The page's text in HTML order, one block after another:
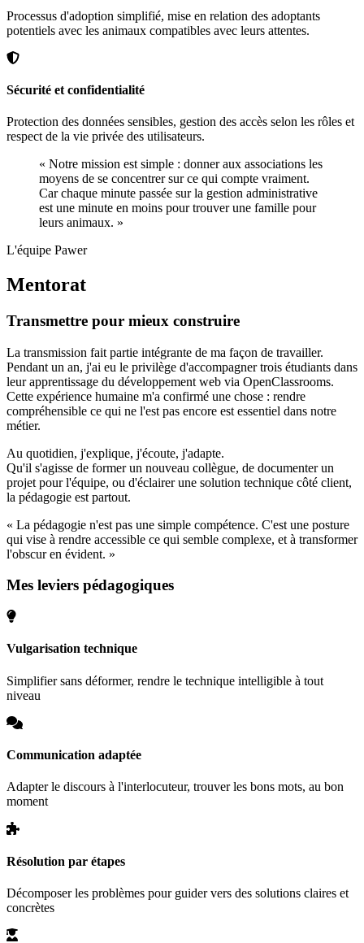
Processus d'adoption simplifié, mise en relation des adoptants
potentiels avec les animaux compatibles avec leurs attentes.
Sécurité et confidentialité
Protection des données sensibles, gestion des accès selon les rôles et
respect de la vie privée des utilisateurs.
« Notre mission est simple : donner aux associations les
moyens de se concentrer sur ce qui compte vraiment.
Car chaque minute passée sur la gestion administrative
est une minute en moins pour trouver une famille pour
leurs animaux. »
L'équipe Pawer
Mentorat
Transmettre pour mieux construire
La transmission fait partie intégrante de ma façon de travailler.
Pendant un an, j'ai eu le privilège d'accompagner trois étudiants dans
leur apprentissage du développement web via OpenClassrooms.
Cette expérience humaine m'a confirmé une chose : rendre
compréhensible ce qui ne l'est pas encore est essentiel dans notre
métier.
Au quotidien, j'explique, j'écoute, j'adapte.
Qu'il s'agisse de former un nouveau collègue, de documenter un
projet pour l'équipe, ou d'éclairer une solution technique côté client,
la pédagogie est partout.
« La pédagogie n'est pas une simple compétence. C'est une posture
qui vise à rendre accessible ce qui semble complexe, et à transformer
l'obscur en évident. »
Mes leviers pédagogiques
Vulgarisation technique
Simplifier sans déformer, rendre le technique intelligible à tout
niveau
Communication adaptée
Adapter le discours à l'interlocuteur, trouver les bons mots, au bon
moment
Résolution par étapes
Décomposer les problèmes pour guider vers des solutions claires et
concrètes